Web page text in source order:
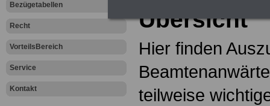
Bezügetabellen
Recht
VorteilsBereich
Service
Kontakt
Übersicht
Hier finden
teilweise